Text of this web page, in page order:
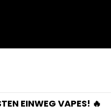
EINWEG VAPES! 🔥